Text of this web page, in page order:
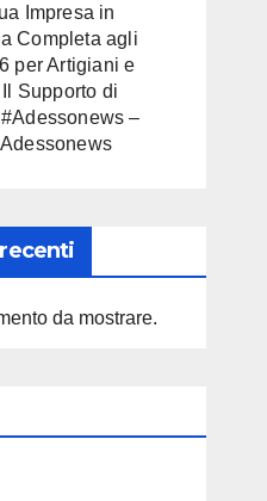
Impresa in
Completa agli
per Artigiani e
Supporto di
–
da mostrare.